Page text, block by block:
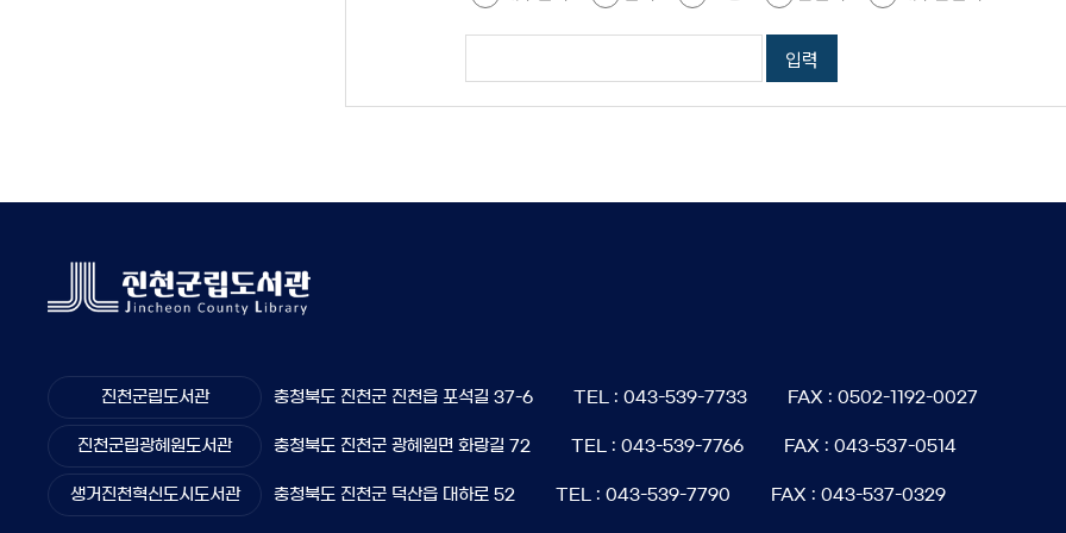
진천군립도서관 충청북도 진천군 진천읍 포석길 37-6 TEL : 043-539-7733 FAX : 0502-1192-0027
진천군립광혜원도서관 충청북도 진천군 광혜원면 화랑길 72 TEL : 043-539-7766 FAX : 043-537-0514
생거진천혁신도시도서관 충청북도 진천군 덕산읍 대하로 52 TEL : 043-539-7790 FAX : 043-537-0329